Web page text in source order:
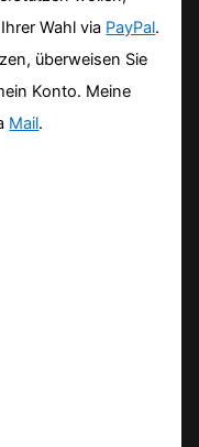
Wahl via PayPal.
überweisen Sie
Konto. Meine
Mail.